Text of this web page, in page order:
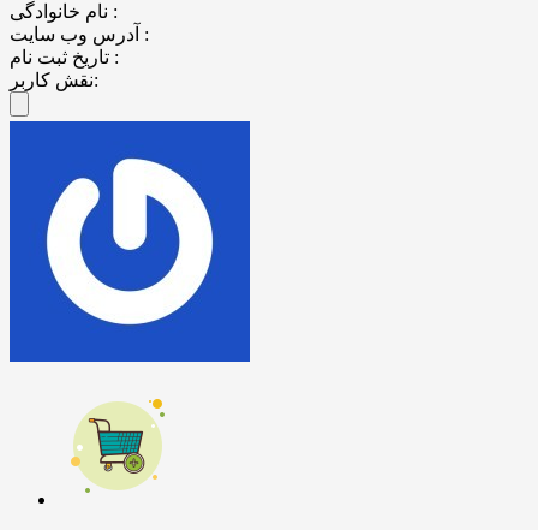
نام خانوادگی :
آدرس وب سایت :
تاریخ ثبت نام :
نقش کاربر: